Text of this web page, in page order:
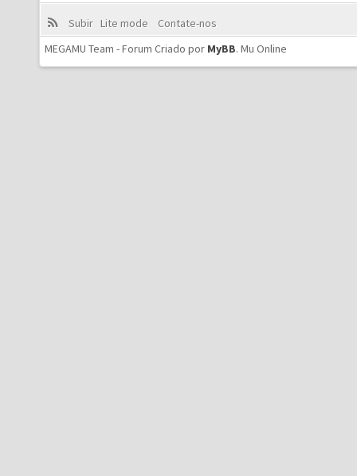
Subir Lite mode
Contate-nos
MEGAMU Team - Forum Criado por MyBB. Mu Online